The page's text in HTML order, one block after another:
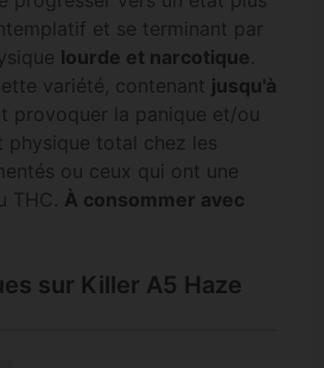
et se terminant par
lourde et narcotique.
variété, contenant jusqu'à
provoquer la panique et/ou
physique total chez les
ou ceux qui ont une
THC. À consommer avec
sur Killer A5 Haze